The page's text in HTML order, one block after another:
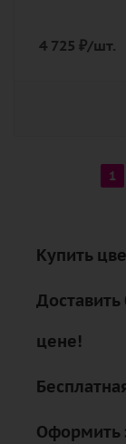
4 725 ₽/шт.
1
Купить
цене!
Оформить